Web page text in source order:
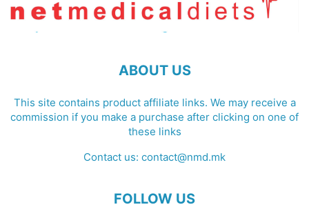
ABOUT US
This site contains product affiliate links. We may receive a
commission if you make a purchase after clicking on one of
these links
Contact us: contact@nmd.mk
FOLLOW US